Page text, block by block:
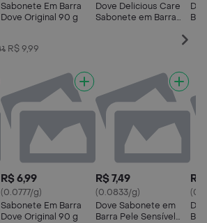
Sabonete Em Barra
Dove Original 90 g
Dove Delicious Care
Sabonete em Barra
R$ 9,99
R$ 6,99
(0.0777/g)
Sabonete Em Barra
Dove Original 90 g
R$ 7,49
(0.0833/g)
Dove Sabonete em
Barra Pele Sensível
R$